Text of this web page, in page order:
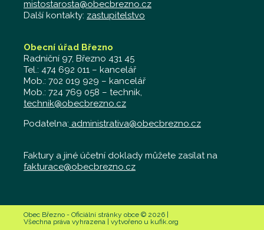
mistostarosta@obecbrezno.cz
Další kontakty: zastupitelstvo
Obecní úřad Březno
Radniční 97, Březno 431 45
Tel.: 474 692 011 – kancelář
Mob.: 702 019 929 – kancelář
Mob.: 724 769 058 – technik,
technik@obecbrezno.cz
Podatelna: administrativa@obecbrezno.cz
Faktury a jiné účetní doklady můžete zasílat na
fakturace@obecbrezno.cz
Obec Březno - Oficiální stránky obce © 2026 |
Všechna práva vyhrazena | vytvořeno u kufik.org